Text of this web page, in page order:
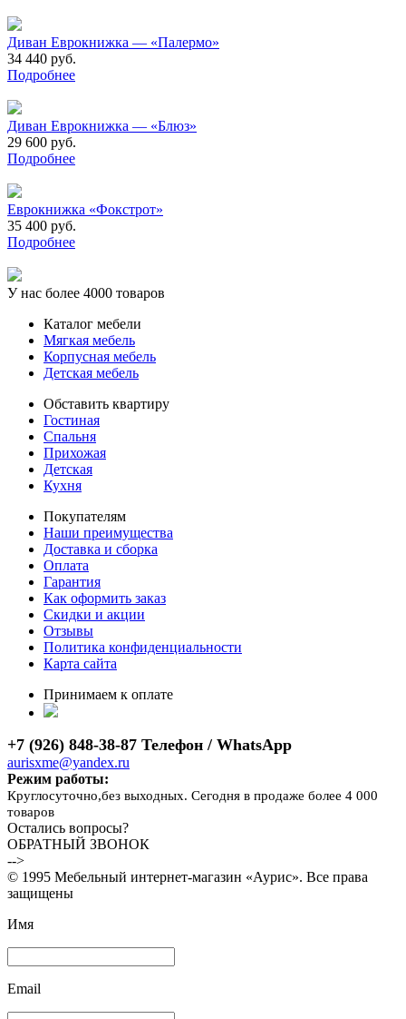
Диван Еврокнижка — «Палермо»
34 440 руб.
Подробнее
Диван Еврокнижка — «Блюз»
29 600 руб.
Подробнее
Еврокнижка «Фокстрот»
35 400 руб.
Подробнее
У нас более 4000 товаров
Каталог мебели
Мягкая мебель
Корпусная мебель
Детская мебель
Обставить квартиру
Гостиная
Спальня
Прихожая
Детская
Кухня
Покупателям
Наши преимущества
Доставка и сборка
Оплата
Гарантия
Как оформить заказ
Скидки и акции
Отзывы
Политика конфиденциальности
Карта сайта
Принимаем к оплате
+7 (926) 848-38-87 Телефон / WhatsApp
aurisxme@yandex.ru
Режим работы:
Круглосуточно,без выходных. Сегодня в продаже более 4 000
товаров
Остались вопросы?
ОБРАТНЫЙ ЗВОНОК
-->
© 1995 Мебельный интернет-магазин «Аурис». Все права
защищены
Имя
Email